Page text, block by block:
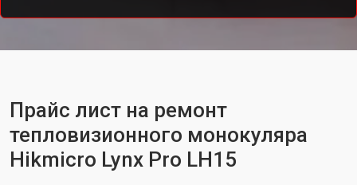
Прайс лист на ремонт
тепловизионного монокуляра
Hikmicro Lynx Pro LH15